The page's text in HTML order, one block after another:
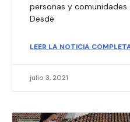
personas y comunidades
Desde
LEER LA NOTICIA
julio 3, 2021